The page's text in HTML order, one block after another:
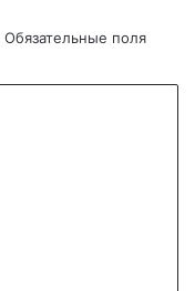
Обязательные поля